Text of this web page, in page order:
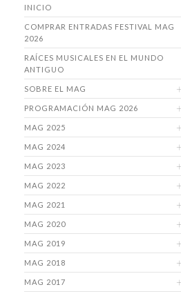
INICIO
COMPRAR ENTRADAS FESTIVAL MAG
2026
RAÍCES MUSICALES EN EL MUNDO
ANTIGUO
SOBRE EL MAG
PROGRAMACIÓN MAG 2026
MAG 2025
MAG 2024
MAG 2023
MAG 2022
MAG 2021
MAG 2020
MAG 2019
MAG 2018
MAG 2017